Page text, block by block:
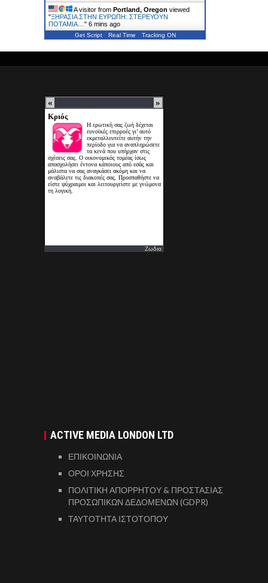
A visitor from Portland, Oregon viewed
"ΞΗΡΑΣΙΑ ΣΤΗΝ ΕΥΡΩΠΗ: ΣΤΕΡΕΥΟΥΝ
ΠΟΤΑΜΙΑ… " 6 mins ago
Get Script Real Time Tracking ON
Ζωδια
ACTIVE MEDIA LONDON LTD
ΕΠΙΚΟΙΝΩΝΙΑ
ΟΡΟΙ ΧΡΗΣΗΣ
ΠΟΛΙΤΙΚΗ ΑΠΟΡΡΗΤΟΥ & ΠΡΟΣΤΑΣΙΑΣ
ΠΡΟΣΩΠΙΚΩΝ ΔΕΔΟΜΕΝΩΝ (GDPR)
ΤΑΥΤΟΤΗΤΑ ΙΣΤΟΤΟΠΟΥ